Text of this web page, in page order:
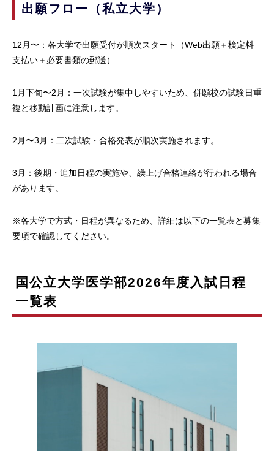
出願フロー（私立大学）
12月〜：各大学で出願受付が順次スタート（Web出願＋検定料
支払い＋必要書類の郵送）
1月下旬〜2月：一次試験が集中しやすいため、併願校の試験日重
複と移動計画に注意します。
2月〜3月：二次試験・合格発表が順次実施されます。
3月：後期・追加日程の実施や、繰上げ合格連絡が行われる場合
があります。
※各大学で方式・日程が異なるため、詳細は以下の一覧表と募集
要項で確認してください。
国公立大学医学部2026年度入試日程
一覧表